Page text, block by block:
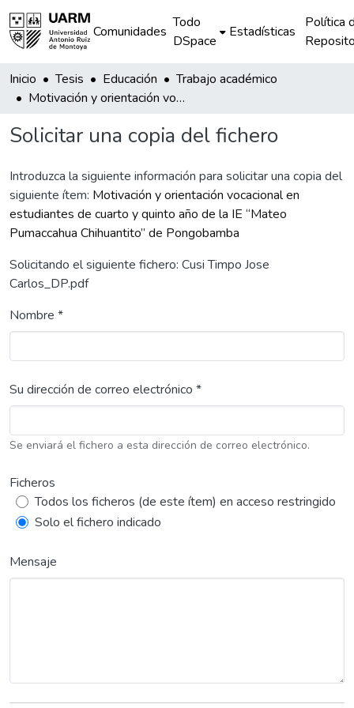
Comunidades
Todo
DSpace
Estadísticas
Política
Inicio Tesis Educación
Trabajo académico
Motivación y orientación vocacional en estudiantes de cuarto y quinto año de la IE “Mateo Pumaccahua Chihuantito” de Pongobamba
Solicitar una copia del fichero
Introduzca la siguiente información para solicitar una copia del
siguiente ítem: Motivación y orientación vocacional en
estudiantes de cuarto y quinto año de la IE “Mateo
Pumaccahua Chihuantito” de Pongobamba
Solicitando el siguiente fichero: Cusi Timpo Jose
Carlos_DP.pdf
Nombre *
Su dirección de correo electrónico *
Se enviará el fichero a esta dirección de correo electrónico.
Ficheros
Todos los ficheros (de este ítem) en acceso restringido
Solo el fichero indicado
Mensaje